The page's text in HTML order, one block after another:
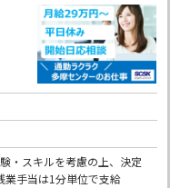
・スキルを考慮の上、決定
業手当は1分単位で支給